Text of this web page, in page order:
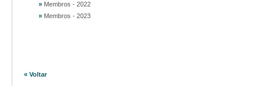
» Membros - 2022
» Membros - 2023
« Voltar